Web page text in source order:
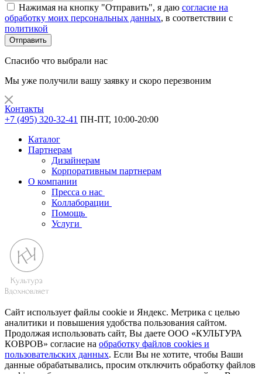
Нажимая на кнопку "Отправить", я даю согласие на
обработку моих персональных данных, в соответствии с
политикой
Отправить
Спасибо что выбрали нас
Мы уже получили вашу заявку и скоро перезвоним
Контакты
+7 (495) 320-32-41 ПН-ПТ, 10:00-20:00
Каталог
Партнерам
Дизайнерам
Корпоративным партнерам
О компании
Пресса о нас
Коллаборации
Помощь
Услуги
Сайт использует файлы cookie и Яндекс. Метрика с целью
аналитики и повышения удобства пользования сайтом.
Продолжая использовать сайт, Вы даете ООО «КУЛЬТУРА
КОВРОВ» согласие на обработку файлов cookies и
пользовательских данных. Если Вы не хотите, чтобы Ваши
данные обрабатывались, просим отключить обработку файлов